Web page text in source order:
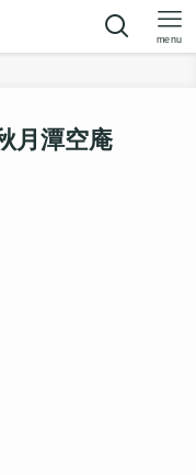
menu
月潭空庵